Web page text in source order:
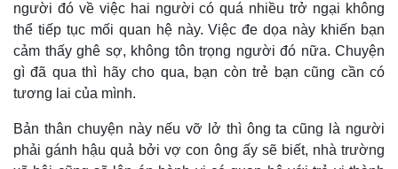
người đó về việc hai người có quá nhiều trở ngại không
thể tiếp tục mối quan hệ này. Việc đe dọa này khiến bạn
cảm thấy ghê sợ, không tôn trọng người đó nữa. Chuyện
gì đã qua thì hãy cho qua, bạn còn trẻ bạn cũng cần có
tương lai của mình.
Bản thân chuyện này nếu vỡ lở thì ông ta cũng là người
phải gánh hậu quả bởi vợ con ông ấy sẽ biết, nhà trường